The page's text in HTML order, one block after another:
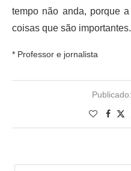
tempo não anda, porque
coisas que são importantes.
* Professor e jornalista
Publicado: